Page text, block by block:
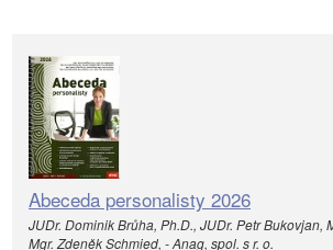
Abeceda personalisty 2026
JUDr. Dominik Brůha, Ph.D., JUDr. Petr Bukovjan,
Mgr. Zdeněk Schmied, - Anag, spol. s r. o.